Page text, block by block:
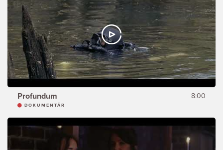
Profundum 8:00
DOKUMENTÄR